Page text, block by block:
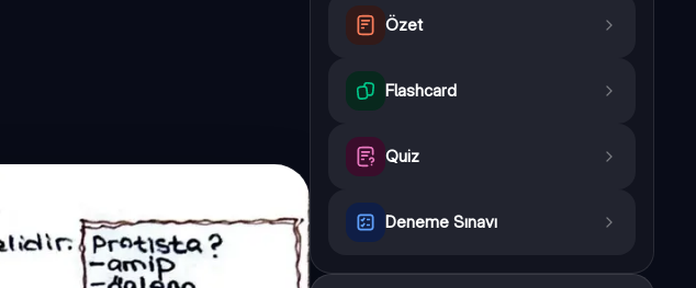
Özet
Flashcard
Quiz
Deneme Sınavı